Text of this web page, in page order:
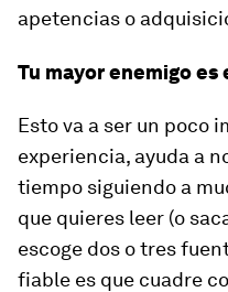
apetencias o
Tu mayor enemigo
Esto va a ser un poco
experiencia, ayuda a
tiempo siguiendo a
que quieres leer (o
escoge dos o tres
fiable es que cuadre